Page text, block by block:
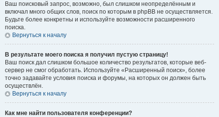
Ваш поисковый запрос, возможно, был слишком неопределённым и
включал много общих слов, поиск по которым в phpBB не осуществляется.
Будьте более конкретны и используйте возможности расширенного
поиска.
Вернуться к началу
В результате моего поиска я получил пустую страницу!
Ваш поиск дал слишком большое количество результатов, которые веб-
сервер не смог обработать. Используйте «Расширенный поиск», более
точно задавайте условия поиска и форумы, на которых он должен быть
осуществлён.
Вернуться к началу
Как мне найти пользователя конференции?